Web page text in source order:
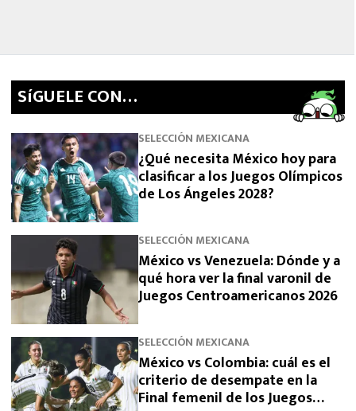
SíGUELE CON…
SELECCIÓN MEXICANA
¿Qué necesita México hoy para
clasificar a los Juegos Olímpicos
de Los Ángeles 2028?
SELECCIÓN MEXICANA
México vs Venezuela: Dónde y a
qué hora ver la final varonil de
Juegos Centroamericanos 2026
SELECCIÓN MEXICANA
México vs Colombia: cuál es el
criterio de desempate en la
Final femenil de los Juegos